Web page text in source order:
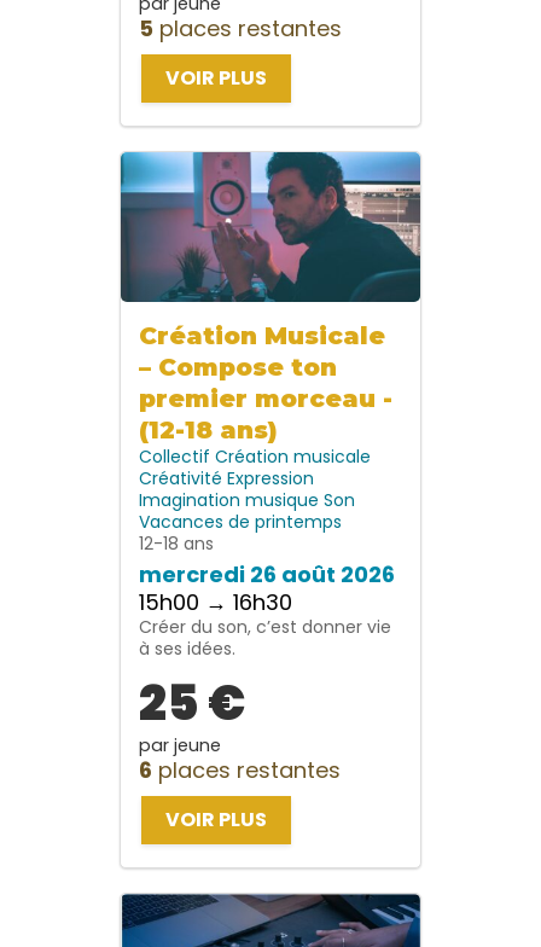
5 places restantes
VOIR PLUS
Création Musicale
– Compose ton
premier morceau -
(12-18 ans)
Collectif Création musicale
Créativité Expression
Imagination musique Son
Vacances de printemps
12-18 ans
mercredi 26 août 2026
15h00 → 16h30
Créer du son, c’est donner vie
à ses idées.
25 €
par jeune
6 places restantes
VOIR PLUS